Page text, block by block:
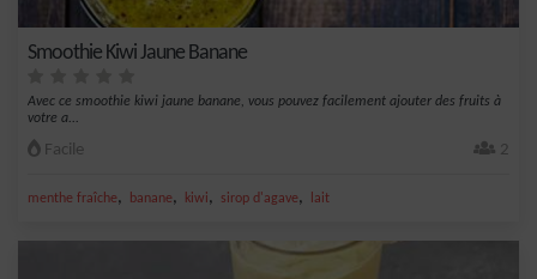
Smoothie Kiwi Jaune Banane
Avec ce smoothie kiwi jaune banane, vous pouvez facilement ajouter des fruits à
votre a...
Facile 2
menthe fraîche, banane, kiwi, sirop d'agave, lait